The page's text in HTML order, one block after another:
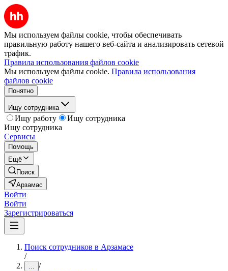
Мы используем файлы cookie, чтобы обеспечивать
правильную работу нашего веб-сайта и анализировать сетевой
трафик.
Правила использования файлов cookie
Мы используем файлы cookie. Правила использования
файлов cookie
Понятно
Ищу сотрудника
Ищу работу
Ищу сотрудника
Ищу сотрудника
Сервисы
Помощь
Ещё
Поиск
Арзамас
Войти
Войти
Зарегистрироваться
Поиск сотрудников в Арзамасе
/
... /